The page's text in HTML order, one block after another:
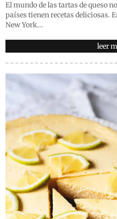
El mundo de las tartas de queso
países tienen recetas deliciosas.
New York...
leer